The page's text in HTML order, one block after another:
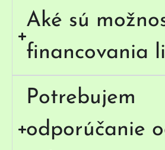
Aké sú
financovania
Potrebujem
odporúčanie